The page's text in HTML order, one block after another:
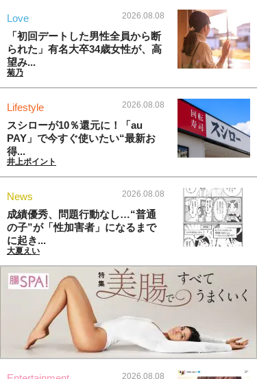
Love 2026.08.08
「初回デートした男性全員から断
られた」有名大卒34歳女性が、高
望み...
菊乃
Lifestyle 2026.08.08
スシローが10％還元に！「au
PAY」で今すぐ使いたい“最新お
得...
井上ポイント
News 2026.08.08
成績優秀、問題行動なし…“普通
の子”が「性加害者」になるまで
に起き...
大夏えい
2026.08.08